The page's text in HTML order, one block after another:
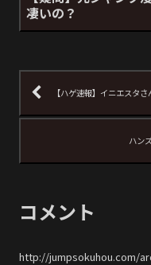
凄いの？
【ハゲ速報】イニエスタ
ハン
コメント
http://jumpsokuhou.com/